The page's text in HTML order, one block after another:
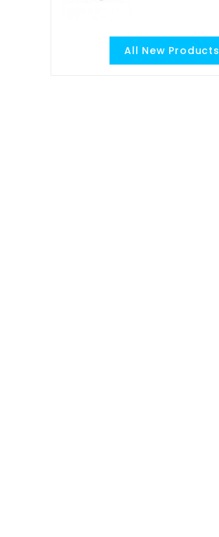
All New Products